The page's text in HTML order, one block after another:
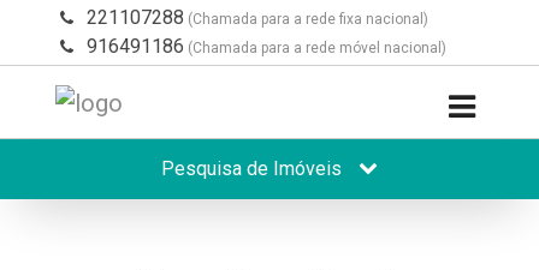
221107288 (Chamada para a rede fixa nacional)
916491186 (Chamada para a rede móvel nacional)
Pesquisa de Imóveis